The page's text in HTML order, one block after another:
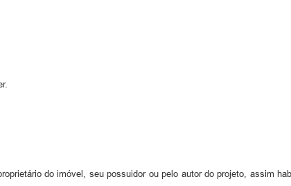
do imóvel, seu possuidor ou pelo autor do projeto, assim